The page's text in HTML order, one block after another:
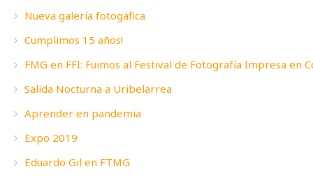
Nueva galería fotogáfica
Cumplimos 15 años!
FMG en FFI: Fuimos al Festival de Fotografía Impresa en
Salida Nocturna a Uribelarrea
Aprender en pandemia
Expo 2019
Eduardo Gil en FTMG